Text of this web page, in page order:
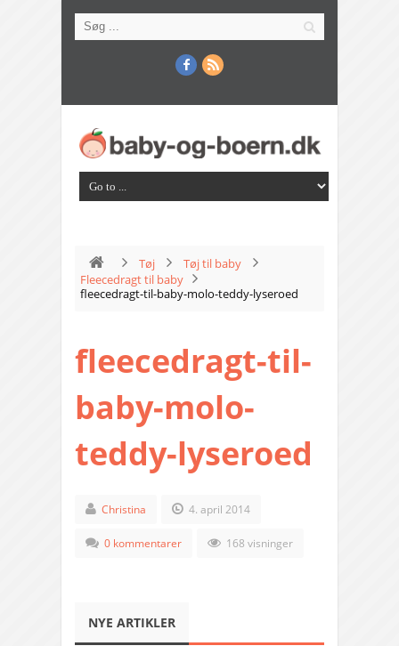
Tøj
Tøj til baby
Fleecedragt til baby
fleecedragt-til-baby-molo-teddy-lyseroed
fleecedragt-til-
baby-molo-
teddy-lyseroed
Christina 4. april 2014
0 kommentarer 168 visninger
NYE ARTIKLER